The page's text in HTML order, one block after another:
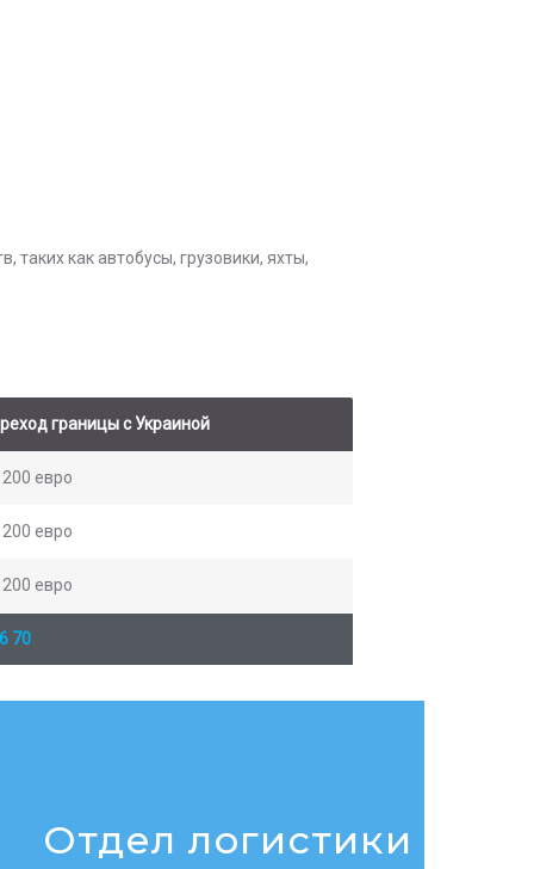
таких как автобусы, грузовики, яхты,
границы с Украиной
200 евро
200 евро
200 евро
70
Отдел логистики